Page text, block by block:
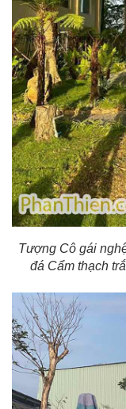
Tượng Cô gái
đá Cẩm thạch